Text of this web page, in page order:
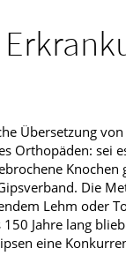
Übersetzung
Orthopäden: sei
Knochen
Die
Lehm oder
Jahre lang
eine